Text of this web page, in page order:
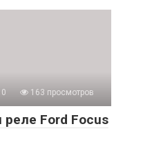
0 163 просмотров
реле Ford Focus